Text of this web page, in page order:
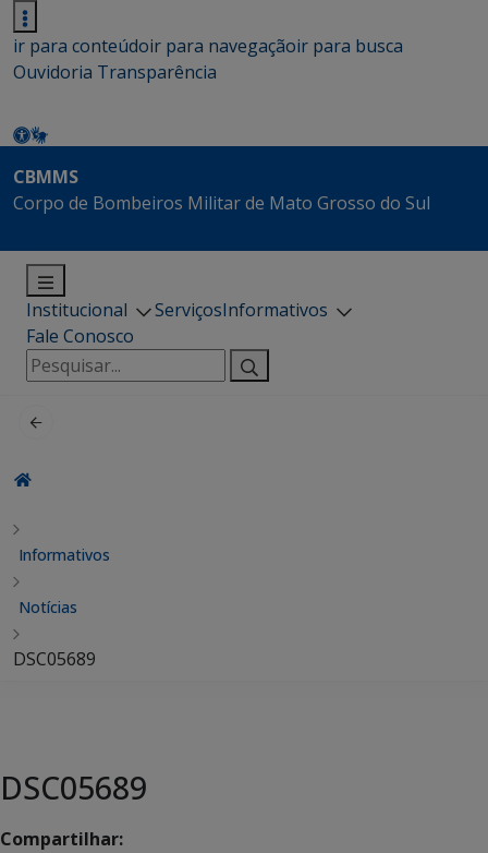
ir para conteúdoir para navegaçãoir para busca
Ouvidoria Transparência
CBMMS
Corpo de Bombeiros Militar de Mato Grosso do Sul
Institucional ServiçosInformativos
Fale Conosco
Pesquisar
por:
Informativos
Notícias
DSC05689
DSC05689
Compartilhar: